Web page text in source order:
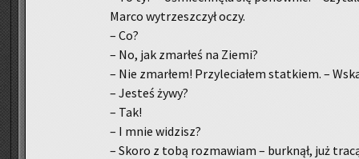
Marco wy­trzesz­czył oczy.
– Co?
– No, jak zmar­łeś na Ziemi?
– Nie zmar­łem! Przy­le­cia­łem stat­kiem. –
– Je­steś żywy?
– Tak!
– I mnie wi­dzisz?
– Skoro z tobą roz­ma­wiam – burk­nął, już